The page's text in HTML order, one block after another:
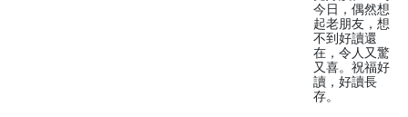
今日，偶然想
起老朋友，想
不到好讀還
在，令人又驚
又喜。祝福好
讀，好讀長
存。